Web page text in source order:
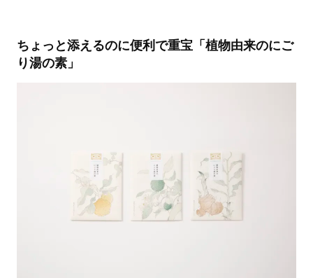
ちょっと添えるのに便利で重宝「植物由来のにご
り湯の素」